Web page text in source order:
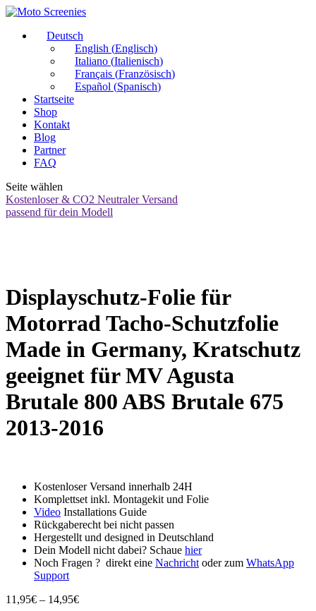
Deutsch
English (Englisch)
Italiano (Italienisch)
Français (Französisch)
Español (Spanisch)
Startseite
Shop
Kontakt
Blog
Partner
FAQ
Seite wählen
Kostenloser & CO2 Neutraler Versand
passend für dein Modell
Displayschutz-Folie für
Motorrad Tacho-Schutzfolie
Made in Germany, Kratschutz
geeignet für MV Agusta
Brutale 800 ABS Brutale 675
2013-2016
Kostenloser Versand innerhalb 24H
Komplettset inkl. Montagekit und Folie
Video Installations Guide
Rückgaberecht bei nicht passen
Hergestellt und designed in Deutschland
Dein Modell nicht dabei? Schaue hier
Noch Fragen ? direkt eine Nachricht oder zum WhatsApp
Support
11,95€ – 14,95€Preisspanne: